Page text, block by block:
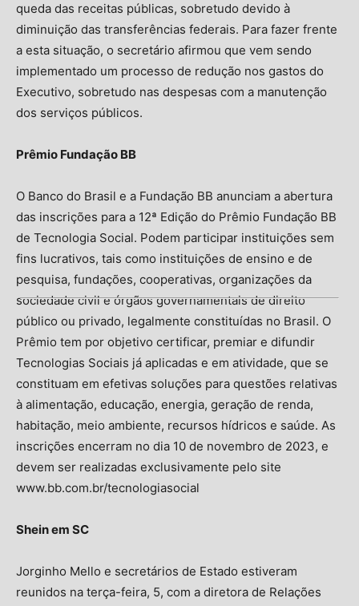
queda das receitas públicas, sobretudo devido à
diminuição das transferências federais. Para fazer frente
a esta situação, o secretário afirmou que vem sendo
implementado um processo de redução nos gastos do
Executivo, sobretudo nas despesas com a manutenção
dos serviços públicos.
Prêmio Fundação BB
O Banco do Brasil e a Fundação BB anunciam a abertura
das inscrições para a 12ª Edição do Prêmio Fundação BB
de Tecnologia Social. Podem participar instituições sem
fins lucrativos, tais como instituições de ensino e de
pesquisa, fundações, cooperativas, organizações da
sociedade civil e órgãos governamentais de direito
público ou privado, legalmente constituídas no Brasil. O
Prêmio tem por objetivo certificar, premiar e difundir
Tecnologias Sociais já aplicadas e em atividade, que se
constituam em efetivas soluções para questões relativas
à alimentação, educação, energia, geração de renda,
habitação, meio ambiente, recursos hídricos e saúde. As
inscrições encerram no dia 10 de novembro de 2023, e
devem ser realizadas exclusivamente pelo site
www.bb.com.br/tecnologiasocial
Shein em SC
Jorginho Mello e secretários de Estado estiveram
reunidos na terça-feira, 5, com a diretora de Relações